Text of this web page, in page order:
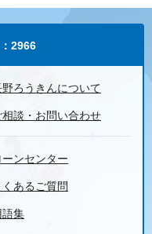
2966
野ろうきんについて
相談・お問い合わせ
ーンセンター
くあるご質問
語集